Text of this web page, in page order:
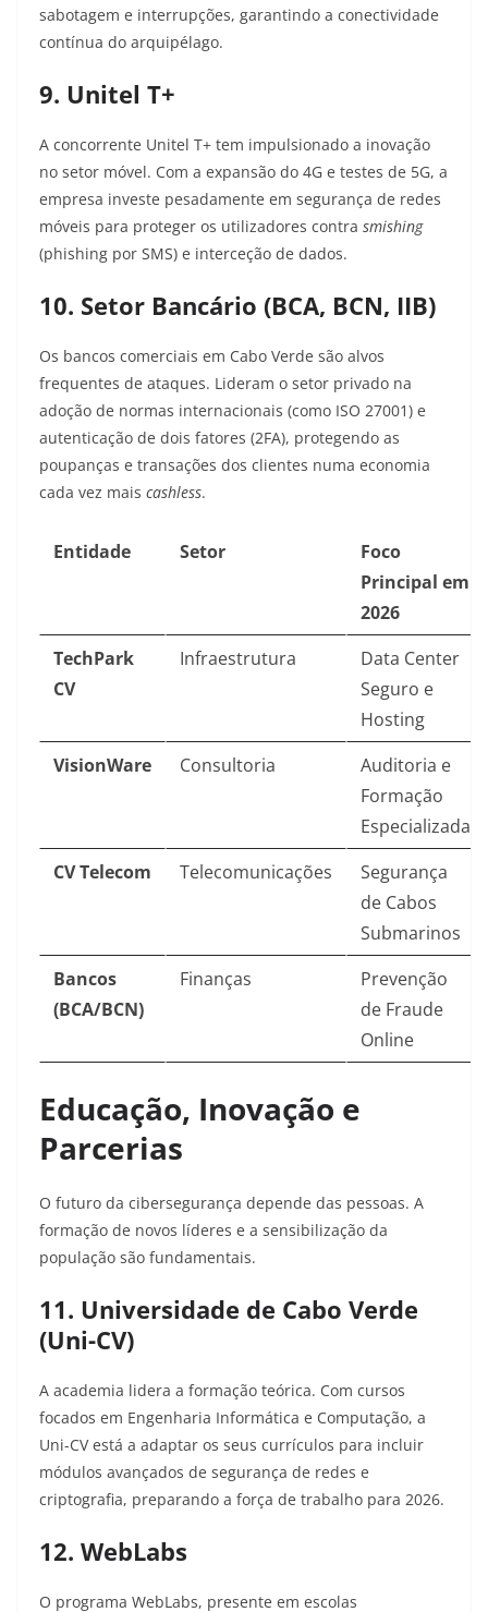
sabotagem e interrupções, garantindo a conectividade
contínua do arquipélago.
9. Unitel T+
A concorrente Unitel T+ tem impulsionado a inovação
no setor móvel. Com a expansão do 4G e testes de 5G, a
empresa investe pesadamente em segurança de redes
móveis para proteger os utilizadores contra smishing
(phishing por SMS) e interceção de dados.
10. Setor Bancário (BCA, BCN, IIB)
Os bancos comerciais em Cabo Verde são alvos
frequentes de ataques. Lideram o setor privado na
adoção de normas internacionais (como ISO 27001) e
autenticação de dois fatores (2FA), protegendo as
poupanças e transações dos clientes numa economia
cada vez mais cashless.
Entidade Setor
Foco
Principal em
2026
TechPark
CV
Infraestrutura
Data Center
Seguro e
Hosting
VisionWare
Consultoria
Auditoria e
Formação
Especializada
CV Telecom
Telecomunicações
Segurança
de Cabos
Submarinos
Bancos
(BCA/BCN)
Finanças
Prevenção
de Fraude
Online
Educação, Inovação e
Parcerias
O futuro da cibersegurança depende das pessoas. A
formação de novos líderes e a sensibilização da
população são fundamentais.
11. Universidade de Cabo Verde
(Uni-CV)
A academia lidera a formação teórica. Com cursos
focados em Engenharia Informática e Computação, a
Uni-CV está a adaptar os seus currículos para incluir
módulos avançados de segurança de redes e
criptografia, preparando a força de trabalho para 2026.
12. WebLabs
O programa WebLabs, presente em escolas